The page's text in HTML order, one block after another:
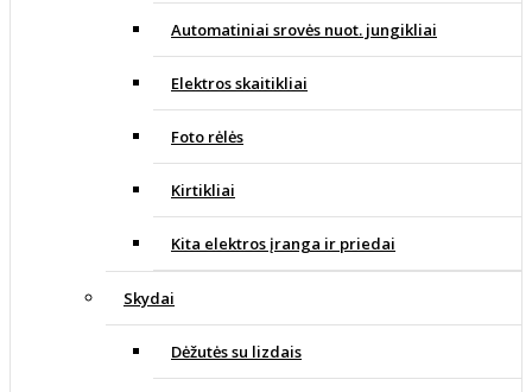
Automatiniai srovės nuot. jungikliai
Elektros skaitikliai
Foto rėlės
Kirtikliai
Kita elektros įranga ir priedai
Skydai
Dėžutės su lizdais